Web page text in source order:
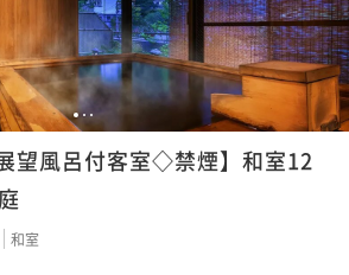
123
望風呂付客室◇禁煙】和室12
和室